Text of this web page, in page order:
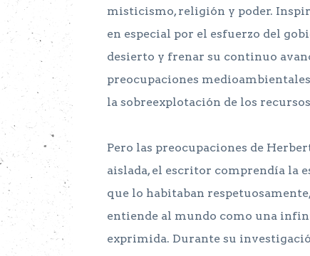
misticismo, religión y poder.
en especial por el esfuerzo del
desierto y frenar su continuo
preocupaciones
la sobreexplotación de los
Pero las preocupaciones de
aislada, el escritor comprendía la
que lo habitaban
entiende al mundo como una
exprimida. Durante su